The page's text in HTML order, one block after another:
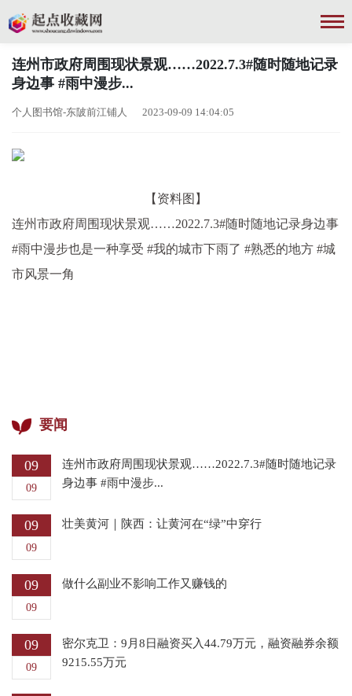
连州市政府周围现状景观……2022.7.3#随时随地记录
身边事 #雨中漫步...
个人图书馆-东陂前江铺人 2023-09-09 14:04:05
【资料图】
连州市政府周围现状景观……2022.7.3#随时随地记录身边事
#雨中漫步也是一种享受 #我的城市下雨了 #熟悉的地方 #城
市风景一角
要闻
09
09
连州市政府周围现状景观……2022.7.3#随时随地记录
身边事 #雨中漫步...
09
09
壮美黄河｜陕西：让黄河在“绿”中穿行
09
09
做什么副业不影响工作又赚钱的
09
09
密尔克卫：9月8日融资买入44.79万元，融资融券余额
9215.55万元